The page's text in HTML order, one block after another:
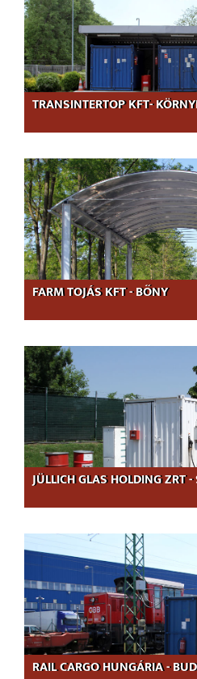
TRANSINTERTOP KFT-
FARM TOJÁS KFT - BŐNY
JÜLLICH GLAS HOLDING ZRT
RAIL CARGO HUNGÁRIA -